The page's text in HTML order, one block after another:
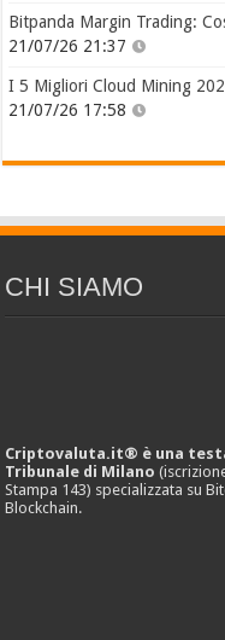
Bitpanda Margin Trading:
21/07/26 21:37
I 5 Migliori Cloud Mining
21/07/26 17:58
CHI SIAMO
Criptovaluta.it® è una
Tribunale di Milano
Stampa 143) specializzata su
Blockchain.